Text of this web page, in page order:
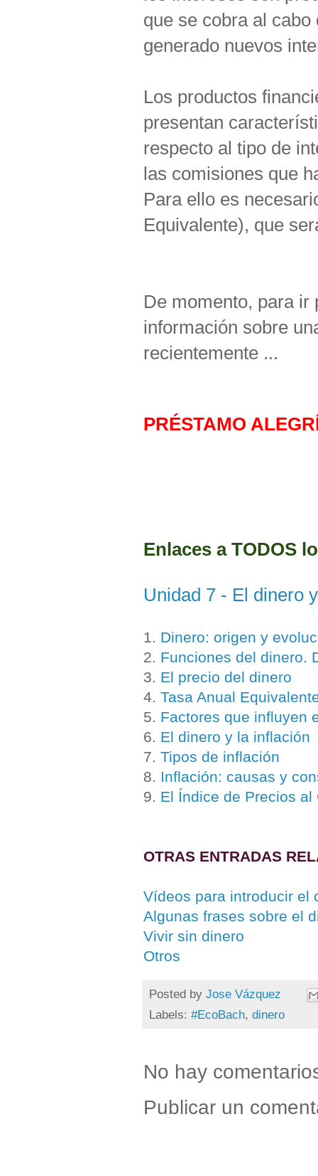
que se cobra al
generado nuevos
Los productos
presentan
respecto al tipo de
las comisiones que
Para ello es
Equivalente), que
De momento, para ir
información sobre
recientemente ...
PRÉSTAMO
Enlaces a TODOS
Unidad 7 - El dinero
1. Dinero: origen y
2. Funciones del dinero.
3. El precio del dinero
4. Tasa Anual
5. Factores que influyen
6. El dinero y la inflación
7. Tipos de inflación
8. Inflación: causas y
9. El Índice de Precios
OTRAS ENTRADAS
Vídeos para introducir el
Algunas frases sobre el
Vivir sin dinero
Otros
Posted by Jose Vázquez
Labels: #EcoBach, dinero
No hay
Publicar un